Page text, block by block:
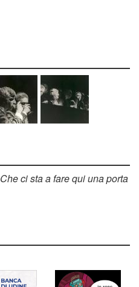
Che ci sta a fare qui una porta